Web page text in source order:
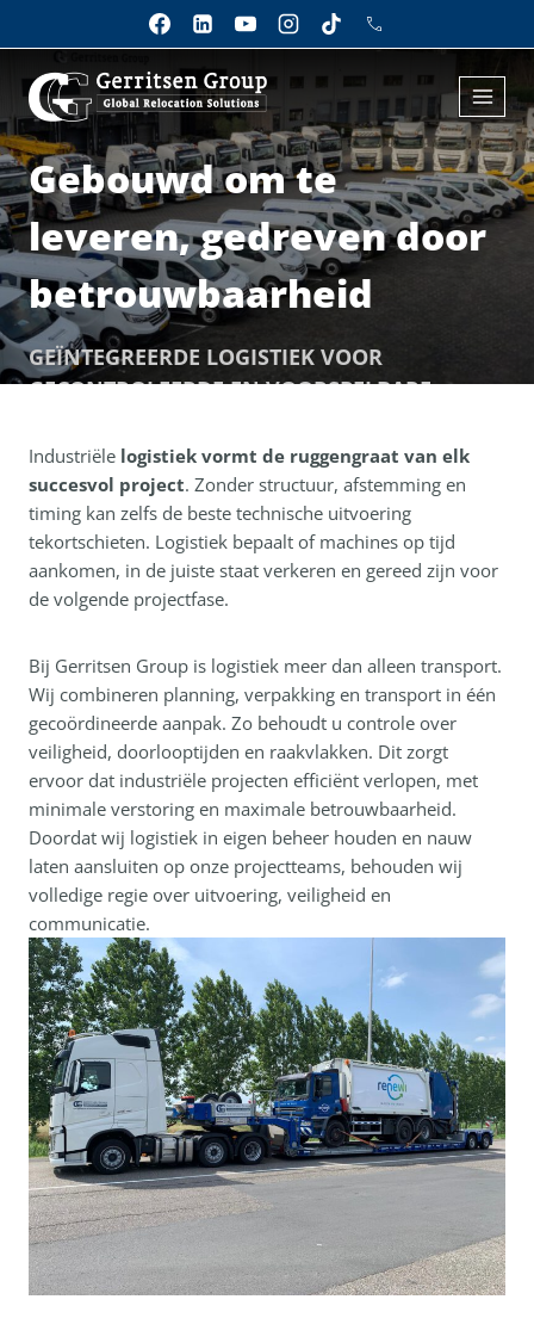
naar
inhoud
Home❯Onze services❯ Logistiek
Gebouwd om te
leveren, gedreven door
betrouwbaarheid
GEÏNTEGREERDE LOGISTIEK VOOR
GECONTROLEERDE EN VOORSPELBARE
Industriële logistiek vormt de ruggengraat van elk
succesvol project. Zonder structuur, afstemming en
timing kan zelfs de beste technische uitvoering
tekortschieten. Logistiek bepaalt of machines op tijd
aankomen, in de juiste staat verkeren en gereed zijn voor
de volgende projectfase.
Bij Gerritsen Group is logistiek meer dan alleen transport.
Wij combineren planning, verpakking en transport in één
gecoördineerde aanpak. Zo behoudt u controle over
veiligheid, doorlooptijden en raakvlakken. Dit zorgt
ervoor dat industriële projecten efficiënt verlopen, met
minimale verstoring en maximale betrouwbaarheid.
Doordat wij logistiek in eigen beheer houden en nauw
laten aansluiten op onze projectteams, behouden wij
volledige regie over uitvoering, veiligheid en
communicatie.